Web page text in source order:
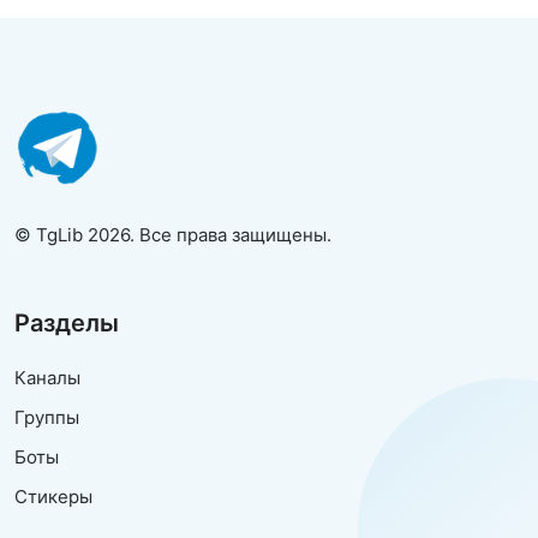
© TgLib 2026. Все права защищены.
Разделы
Каналы
Группы
Боты
Стикеры